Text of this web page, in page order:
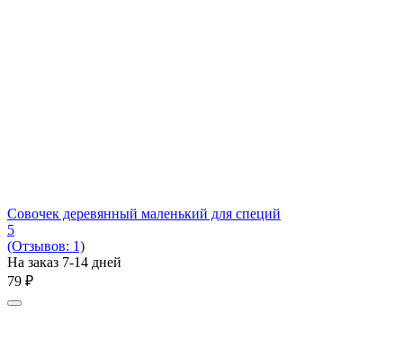
Совочек деревянный маленький для специй
5
(Отзывов: 1)
На заказ 7-14 дней
‍79‍ ₽